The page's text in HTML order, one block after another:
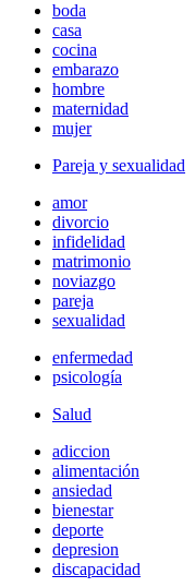
boda
casa
cocina
embarazo
hombre
maternidad
mujer
Pareja y sexualidad
amor
divorcio
infidelidad
matrimonio
noviazgo
pareja
sexualidad
enfermedad
psicología
Salud
adiccion
alimentación
ansiedad
bienestar
deporte
depresion
discapacidad